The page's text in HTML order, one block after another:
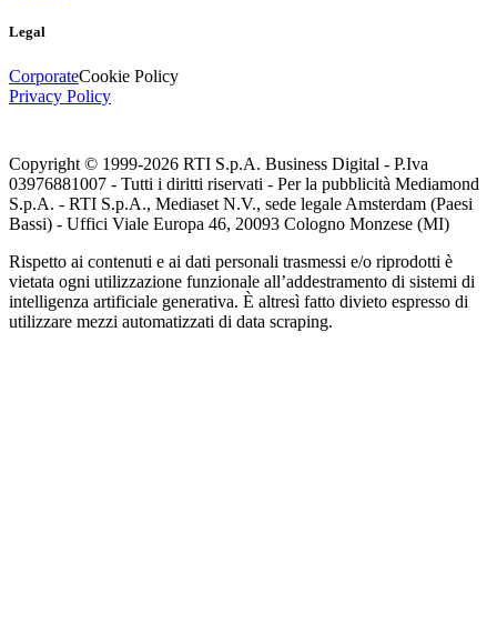
Legal
CorporateCookie Policy
Privacy Policy
Copyright © 1999-2026 RTI S.p.A. Business Digital - P.Iva
03976881007 - Tutti i diritti riservati - Per la pubblicità Mediamond
S.p.A. - RTI S.p.A., Mediaset N.V., sede legale Amsterdam (Paesi
Bassi) - Uffici Viale Europa 46, 20093 Cologno Monzese (MI)
Rispetto ai contenuti e ai dati personali trasmessi e/o riprodotti è
vietata ogni utilizzazione funzionale all’addestramento di sistemi di
intelligenza artificiale generativa. È altresì fatto divieto espresso di
utilizzare mezzi automatizzati di data scraping.